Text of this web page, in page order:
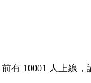
有 10001 人上線